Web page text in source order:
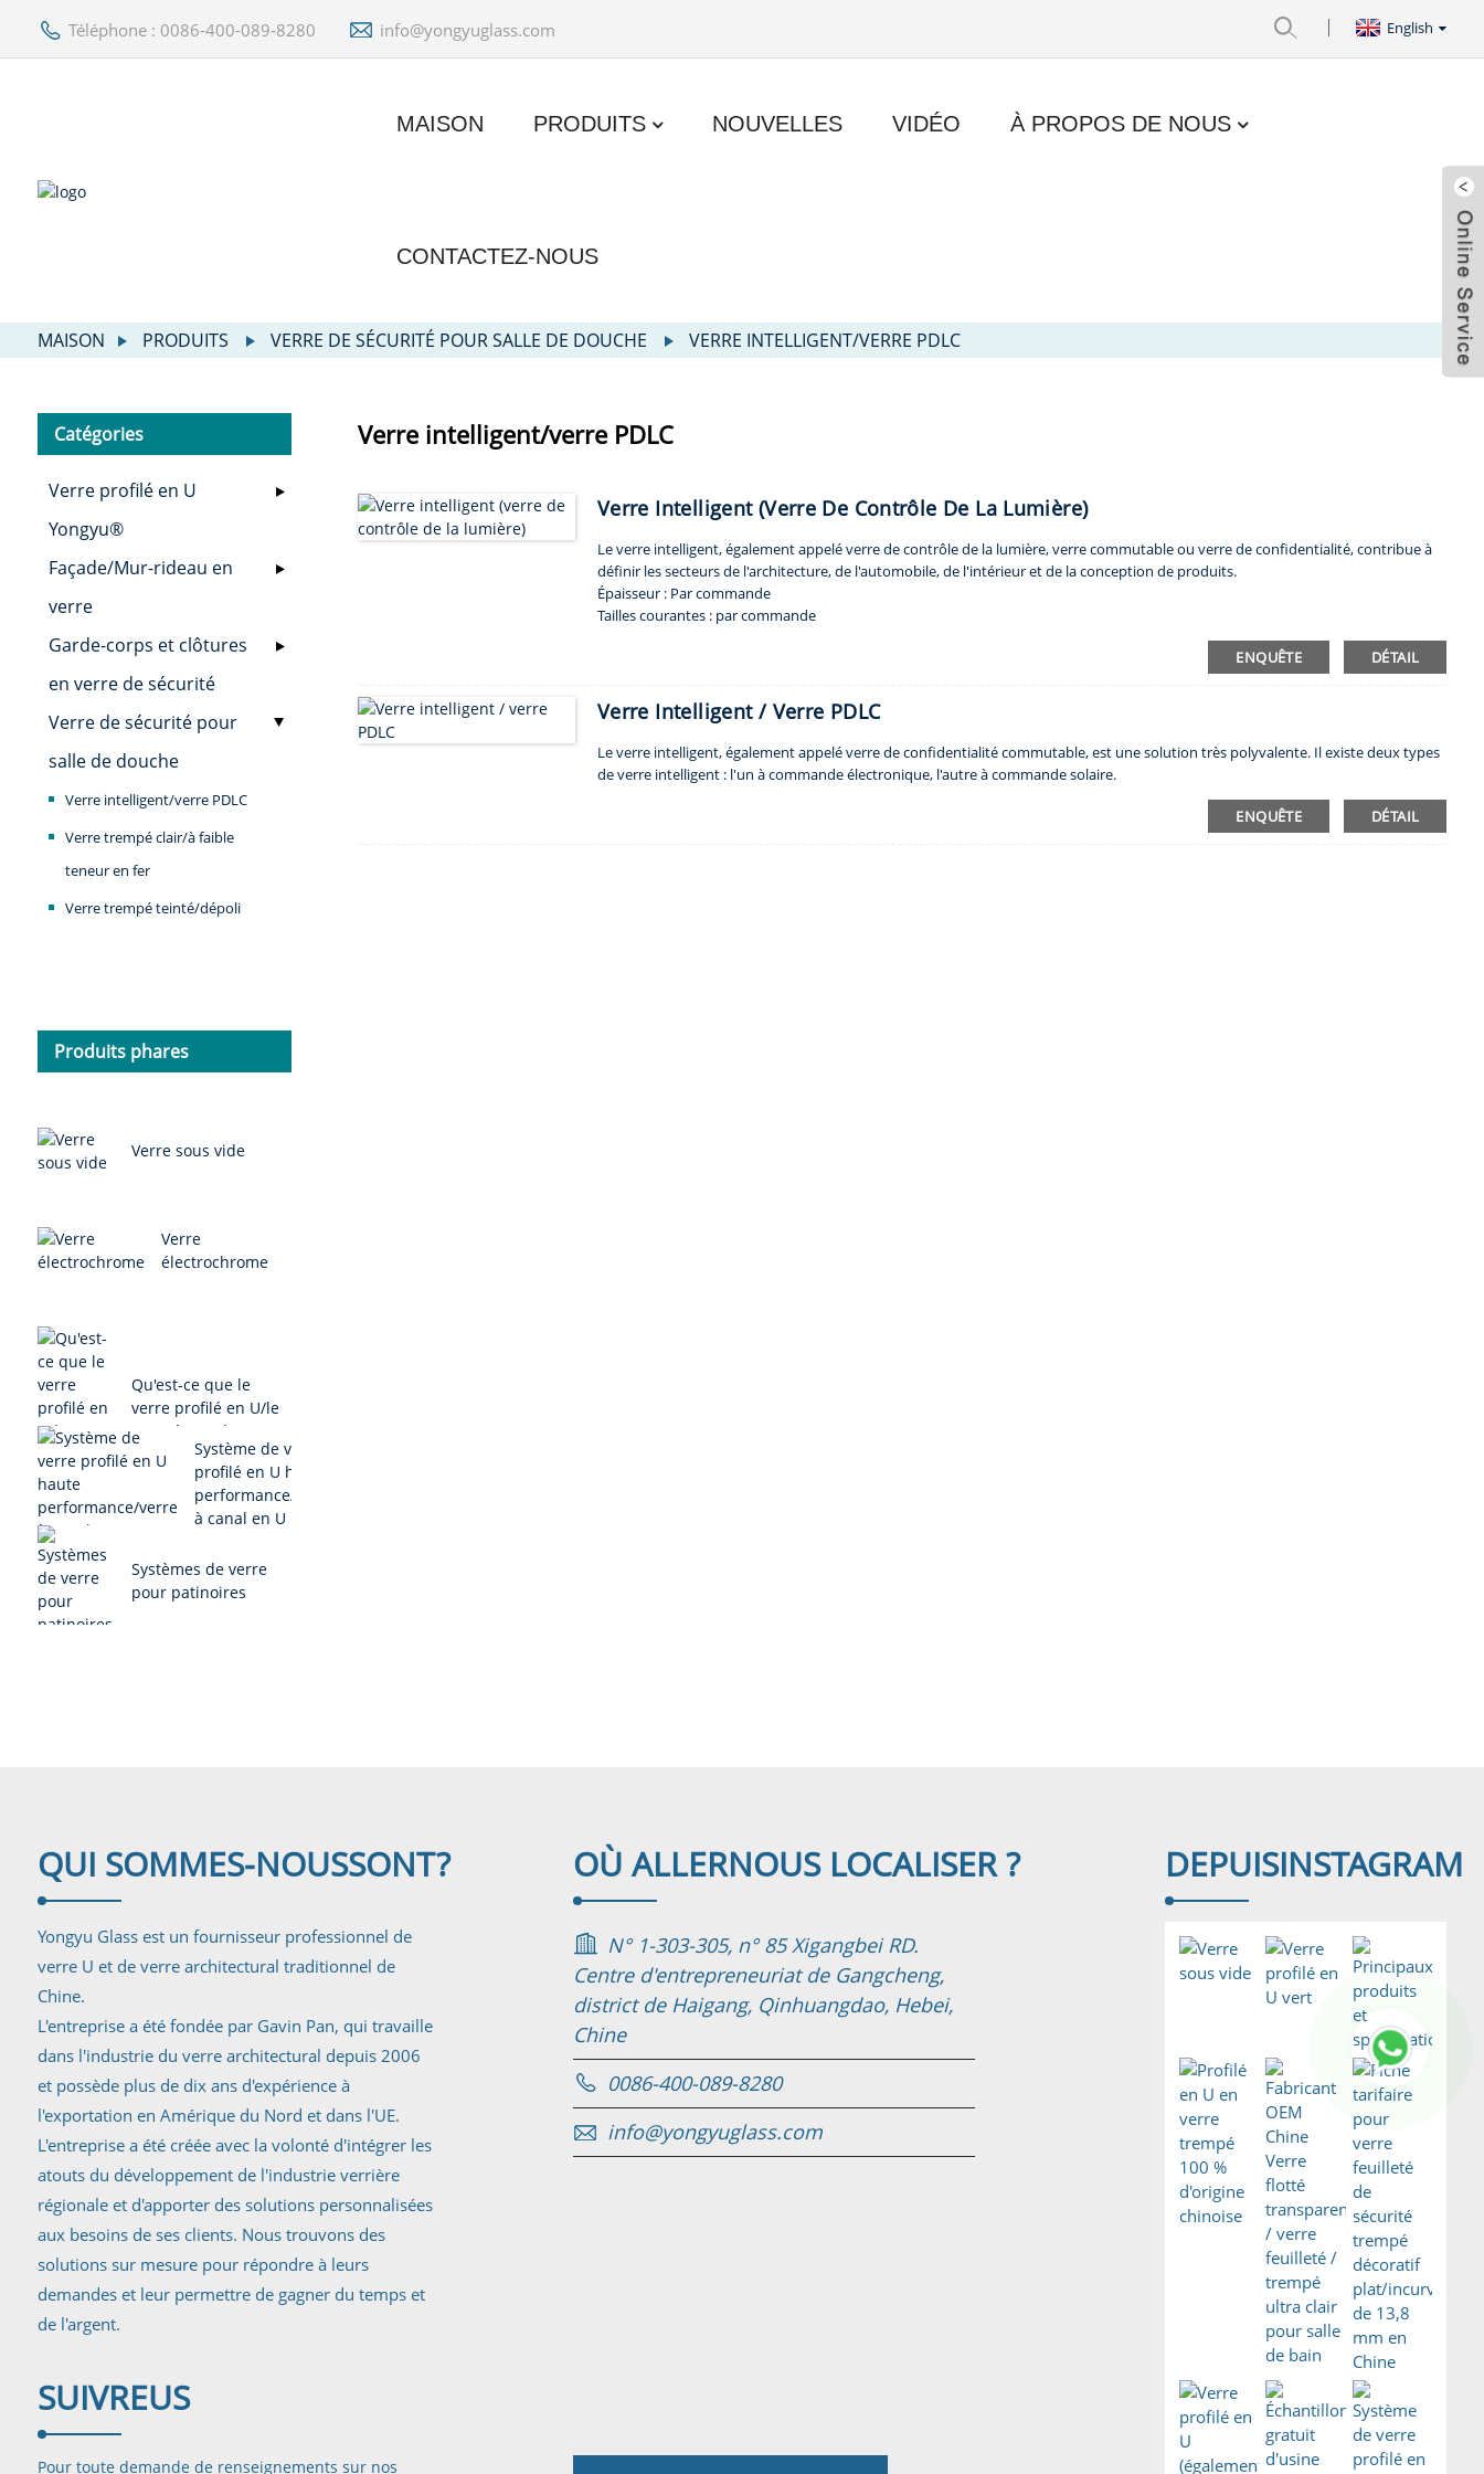
Téléphone : 0086-400-089-8280 info@yongyuglass.com English
MAISON PRODUITS NOUVELLES VIDÉO À PROPOS DE NOUS
CONTACTEZ-NOUS
MAISON PRODUITS VERRE DE SÉCURITÉ POUR SALLE DE DOUCHE VERRE INTELLIGENT/VERRE PDLC
Catégories
Verre profilé en U
Yongyu®
Façade/Mur-rideau en
verre
Garde-corps et clôtures
en verre de sécurité
Verre de sécurité pour
salle de douche
Verre intelligent/verre PDLC
Verre trempé clair/à faible
teneur en fer
Verre trempé teinté/dépoli
Produits phares
Verre sous vide
Verre
électrochrome
Qu'est-ce que le
verre profilé en U/le
verre à canal en U ?
Système de verre
profilé en U haute
performance/verre
à canal en U
Systèmes de verre
pour patinoires
Verre intelligent/verre PDLC
Verre Intelligent (verre De Contrôle De La Lumière)
Le verre intelligent, également appelé verre de contrôle de la lumière, verre commutable ou verre de confidentialité, contribue à
définir les secteurs de l'architecture, de l'automobile, de l'intérieur et de la conception de produits.
Épaisseur : Par commande
Tailles courantes : par commande
Délai de livraison : deux semaines
ENQUÊTE DÉTAIL
Verre Intelligent / Verre PDLC
Le verre intelligent, également appelé verre de confidentialité commutable, est une solution très polyvalente. Il existe deux types
de verre intelligent : l'un à commande électronique, l'autre à commande solaire.
ENQUÊTE DÉTAIL
QUI SOMMES-NOUSSONT?
Yongyu Glass est un fournisseur professionnel de
verre U et de verre architectural traditionnel de
Chine.
L'entreprise a été fondée par Gavin Pan, qui travaille
dans l'industrie du verre architectural depuis 2006
et possède plus de dix ans d'expérience à
l'exportation en Amérique du Nord et dans l'UE.
L'entreprise a été créée avec la volonté d'intégrer les
atouts du développement de l'industrie verrière
régionale et d'apporter des solutions personnalisées
aux besoins de ses clients. Nous trouvons des
solutions sur mesure pour répondre à leurs
demandes et leur permettre de gagner du temps et
de l'argent.
OÙ ALLERNOUS LOCALISER ?
N° 1-303-305, n° 85 Xigangbei RD.
Centre d'entrepreneuriat de Gangcheng,
district de Haigang, Qinhuangdao, Hebei,
Chine
0086-400-089-8280
info@yongyuglass.com
SUIVREUS
Pour toute demande de renseignements sur nos
DEPUISINSTAGRAM